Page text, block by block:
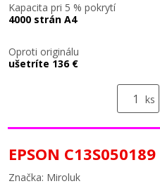
Kapacita pri 5 % pokrytí
4000 strán A4
Oproti originálu
ušetríte 136 €
ks
EPSON C13S050189
Značka: Miroluk